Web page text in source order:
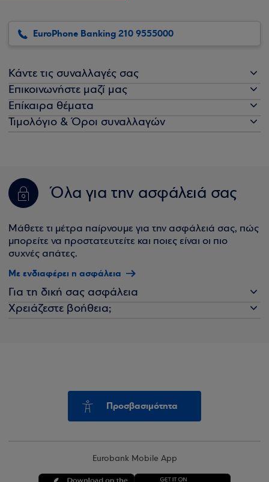
EuroPhone Banking 210 9555000
Κάντε τις συναλλαγές σας
Επικοινωνήστε μαζί μας
Επίκαιρα θέματα
Τιμολόγιο & Όροι συναλλαγών
Όλα για την ασφάλειά σας
Μάθετε τι μέτρα παίρνουμε για την ασφάλειά σας, πώς
μπορείτε να προστατευτείτε και ποιες είναι οι πιο
συχνές απάτες.
Με ενδιαφέρει η ασφάλεια
Για τη δική σας ασφάλεια
Χρειάζεστε βοήθεια;
Προσβασιμότητα
Eurobank Mobile App